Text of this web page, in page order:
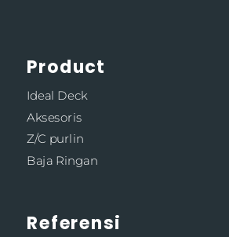
Product
Ideal Deck
Aksesoris
Z/C purlin
Baja Ringan
Referensi